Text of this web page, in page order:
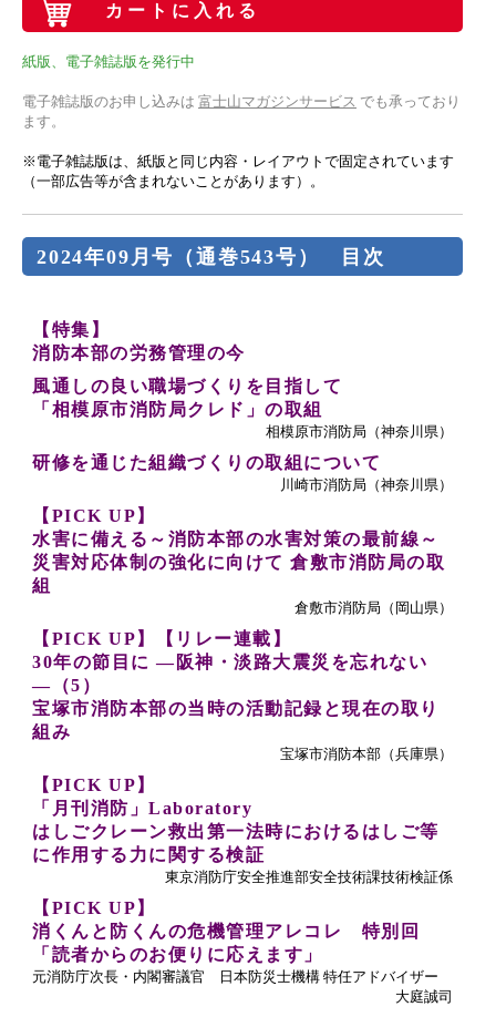
カートに入れる
紙版、電子雑誌版を発行中
電子雑誌版のお申し込みは 富士山マガジンサービス でも承っており
ます。
※電子雑誌版は、紙版と同じ内容・レイアウトで固定されています
（一部広告等が含まれないことがあります）。
2024年09月号（通巻543号） 目次
【特集】
消防本部の労務管理の今
風通しの良い職場づくりを目指して
「相模原市消防局クレド」の取組
相模原市消防局（神奈川県）
研修を通じた組織づくりの取組について
川崎市消防局（神奈川県）
【PICK UP】
水害に備える～消防本部の水害対策の最前線～
災害対応体制の強化に向けて 倉敷市消防局の取
組
倉敷市消防局（岡山県）
【PICK UP】【リレー連載】
30年の節目に ―阪神・淡路大震災を忘れない
―（5）
宝塚市消防本部の当時の活動記録と現在の取り
組み
宝塚市消防本部（兵庫県）
【PICK UP】
「月刊消防」Laboratory
はしごクレーン救出第一法時におけるはしご等
に作用する力に関する検証
東京消防庁安全推進部安全技術課技術検証係
【PICK UP】
消くんと防くんの危機管理アレコレ 特別回
「読者からのお便りに応えます」
元消防庁次長・内閣審議官 日本防災士機構 特任アドバイザー
大庭誠司